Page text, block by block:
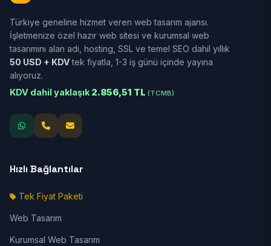
Türkiye geneline hizmet veren web tasarım ajansı.
İşletmenize özel hazır web sitesi ve kurumsal web
tasarımını alan adı, hosting, SSL ve temel SEO dahil yıllık
50 USD + KDVtek fiyatla, 1-3 iş günü içinde yayına
alıyoruz.
KDV dahil yaklaşık 2.856,51 TL (TCMB)
Hızlı Bağlantılar
Tek Fiyat Paketi
Web Tasarım
Kurumsal Web Tasarım